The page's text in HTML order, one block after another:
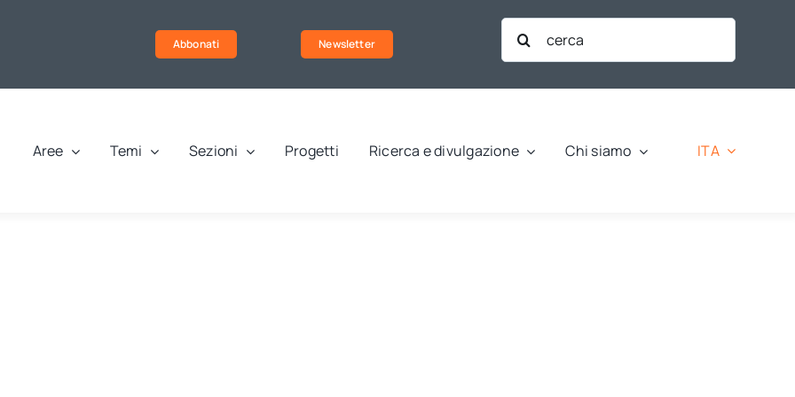
Abbonati Newsletter
Cerca
per:
Aree Temi Sezioni Progetti Ricerca e divulgazione Chi siamo ITA